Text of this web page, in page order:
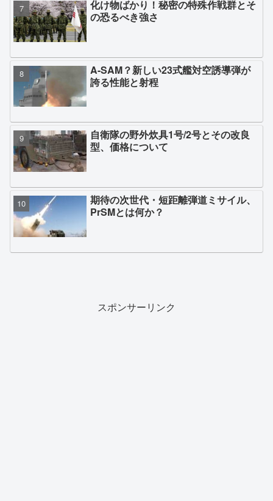
化け物ばかり！秘密の特殊作戦群とそ
の恐るべき強さ
A-SAM？新しい23式艦対空誘導弾が
誇る性能と射程
自衛隊の野外炊具1号/2号とその改良
型、価格について
期待の次世代・短距離弾道ミサイル、
PrSMとは何か？
スポンサーリンク